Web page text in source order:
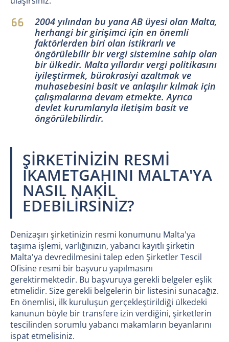
2004 yılından bu yana AB üyesi olan Malta,
herhangi bir girişimci için en önemli
faktörlerden biri olan istikrarlı ve
öngörülebilir bir vergi sistemine sahip olan
bir ülkedir. Malta yıllardır vergi politikasını
iyileştirmek, bürokrasiyi azaltmak ve
muhasebesini basit ve anlaşılır kılmak için
çalışmalarına devam etmekte. Ayrıca
devlet kurumlarıyla iletişim basit ve
öngörülebilirdir.
ŞİRKETİNİZİN RESMİ
İKAMETGAHINI MALTA'YA
NASIL NAKİL
EDEBİLİRSİNİZ?
Denizaşırı şirketinizin resmi konumunu Malta'ya
taşıma işlemi, varlığınızın, yabancı kayıtlı şirketin
Malta'ya devredilmesini talep eden Şirketler Tescil
Ofisine resmi bir başvuru yapılmasını
gerektirmektedir. Bu başvuruya gerekli belgeler eşlik
etmelidir. Size gerekli belgelerin bir listesini sunacağız.
En önemlisi, ilk kuruluşun gerçekleştirildiği ülkedeki
kanunun böyle bir transfere izin verdiğini, şirketlerin
tescilinden sorumlu yabancı makamların beyanlarını
ispat etmelisiniz.